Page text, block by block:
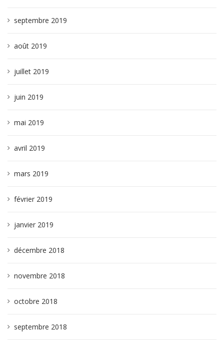
septembre 2019
août 2019
juillet 2019
juin 2019
mai 2019
avril 2019
mars 2019
février 2019
janvier 2019
décembre 2018
novembre 2018
octobre 2018
septembre 2018